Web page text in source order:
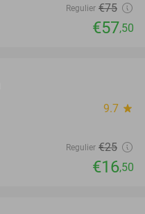
Regulier €75
€57,50
9.7 star
Regulier €25
€16,50